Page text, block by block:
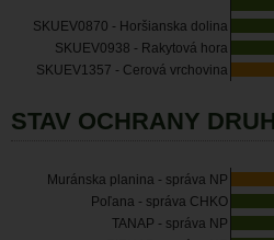
SKUEV0870 - Horšianska dolina
SKUEV0938 - Rakytová hora
SKUEV1357 - Cerová vrchovina
STAV OCHRANY
Muránska planina - správa NP
Poľana - správa CHKO
TANAP - správa NP